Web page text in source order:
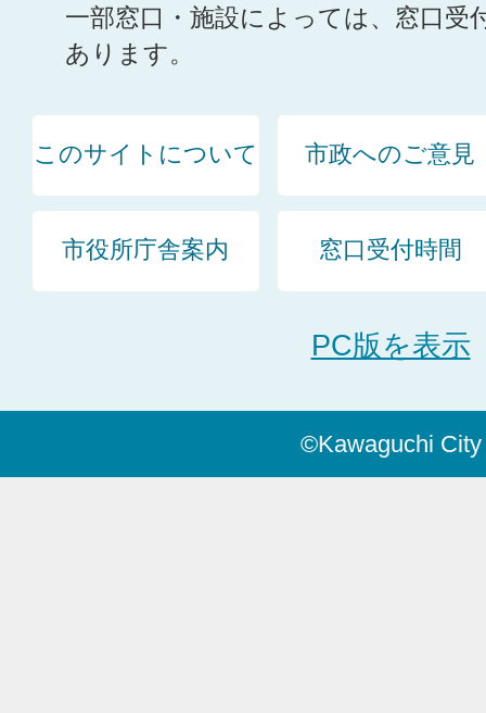
一部窓口・施設によっては、窓口受
あります。
このサイトについて 市政へのご意見
市役所庁舎案内 窓口受付時間
PC版を表示
©Kawaguchi City